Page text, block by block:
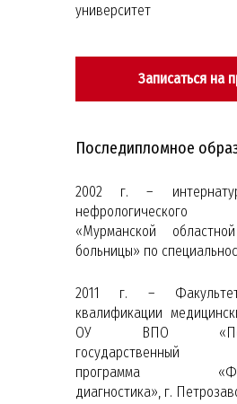
университет
Записаться на
Последипломное
2002 г. –
«Мурманской
больницы» по
2011 г. –
квалификации
ОУ ВПО
государственный
программа
диагностика», г.